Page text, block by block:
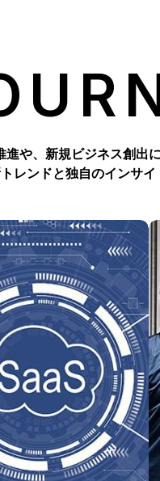
進や、新規ビジネス創出
レンドと独自のインサ